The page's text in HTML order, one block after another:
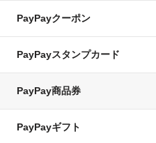
PayPayクーポン
PayPayスタンプカード
PayPay商品券
PayPayギフト